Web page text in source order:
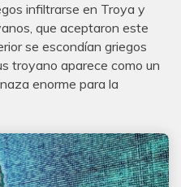
infiltrarse en Troya y
que aceptaron este
se escondían griegos
troyano aparece como un
enorme para la